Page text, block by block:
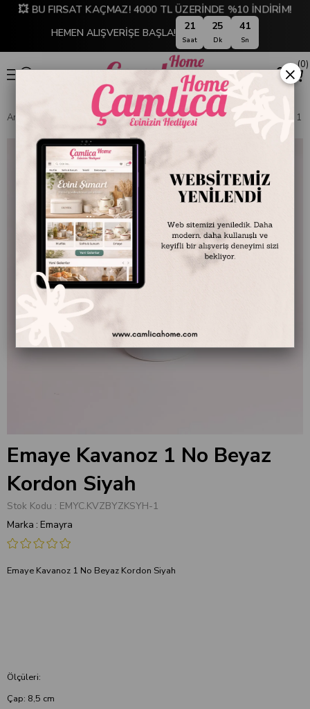
💥 BU FIRSAT KAÇMAZ! 4000 TL ÜZERİNDE %10 İNDİRİM!
HEMEN ALIŞVERİŞE BAŞLA!
21
Saat
25
Dk
41
Sn
0
Anasayfa EMAYE DÜNYASI Diğer Emaye Ürünler Emaye Kavanoz 1
Emaye Kavanoz 1 No Beyaz
Kordon Siyah
Stok Kodu
EMYC.KVZBYZKSYH-1
Marka : Emayra
Emaye Kavanoz 1 No Beyaz Kordon Siyah
Ölçüleri:
Çap: 8,5 cm
×